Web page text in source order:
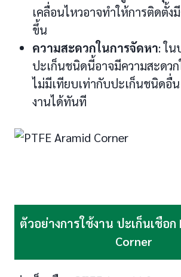
เคลื่อนไหวอาจทำให้การติดตั้
ขึ้น
ความสะดวกในการจัดหา: ใน
ปะเก็นชนิดนี้อาจมีความสะดว
ไม่มีเทียบเท่ากับปะเก็นชนิดอื่
งานได้ทันที
ตัวอย่างการใช้งาน ปะเก็นเชือก
Corner